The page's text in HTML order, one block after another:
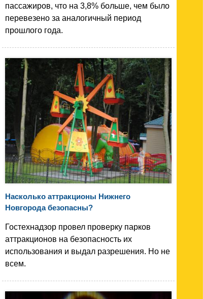
пассажиров, что на 3,8% больше, чем было
перевезено за аналогичный период
прошлого года.
Насколько аттракционы Нижнего
Новгорода безопасны?
Гостехнадзор провел проверку парков
аттракционов на безопасность их
использования и выдал разрешения. Но не
всем.